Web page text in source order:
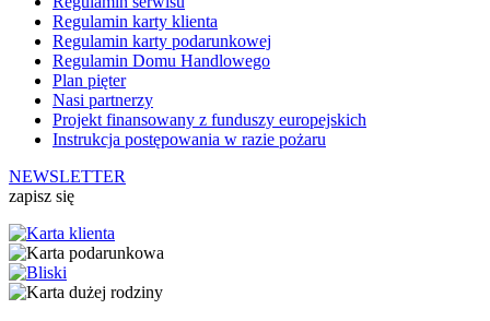
Regulamin karty klienta
Regulamin karty podarunkowej
Regulamin Domu Handlowego
Plan pięter
Nasi partnerzy
Projekt finansowany z funduszy europejskich
Instrukcja postępowania w razie pożaru
NEWSLETTER
zapisz się